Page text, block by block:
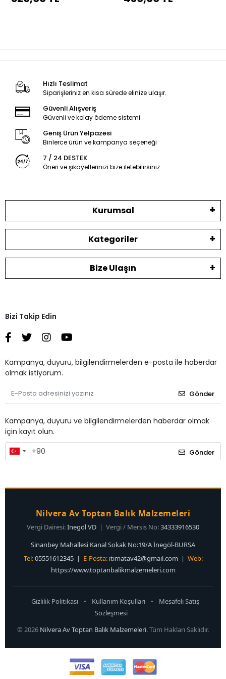
Hızlı Teslimat
Siparişleriniz en kısa sürede elinize ulaşır.
Güvenli Alışveriş
Güvenli ve kolay ödeme sistemi
Geniş Ürün Yelpazesi
Binlerce ürün ve kampanya seçeneği
7 / 24 DESTEK
Öneri ve şikayetlerinizi bize iletebilirsiniz.
Kurumsal
Kategoriler
Bize Ulaşın
Bizi Takip Edin
Kampanya, duyuru, bilgilendirmelerden e-posta ile haberdar
olmak istiyorum.
Gönder
Kampanya, duyuru ve bilgilendirmelerden haberdar olmak
için kayıt olun.
Gönder
Nilvera Av Toptan Balık Malzemeleri
Vergi Dairesi:İnegöl VD | Vergi / Mersis No:34333916530
Sinanbey Mahallesi Kanal Sokak No:19/A İnegöl-BURSA
Tel:05551612345 | E-Posta: itimatav42@gmail.com | Web:
https://www.toptanbalikmalzemeleri.com
Gizlilik Politikası • Kullanım Koşulları •
Mesafeli Satış
Sözleşmesi
© 2026 Nilvera Av Toptan Balık Malzemeleri. Tüm Hakları Saklıdır.